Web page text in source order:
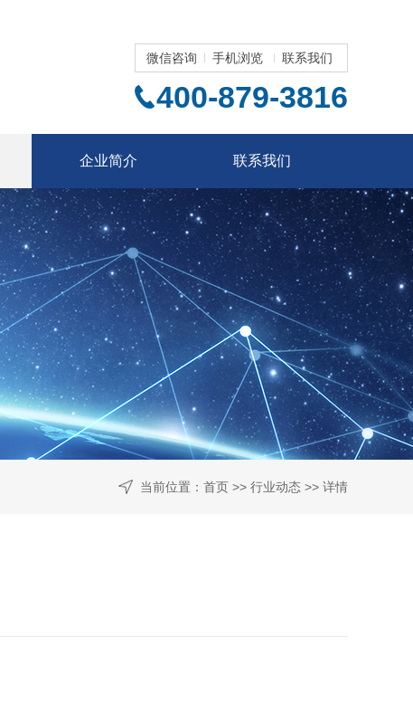
微信咨询 手机浏览 联系我们
400-879-3816
企业简介 联系我们
当前位置： 首页 >> 行业动态 >> 详情